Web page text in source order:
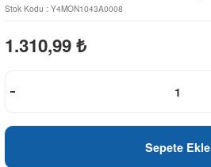
Stok Kodu : Y4MON1043A0008
1.310,99 ₺
Sepete Ekle